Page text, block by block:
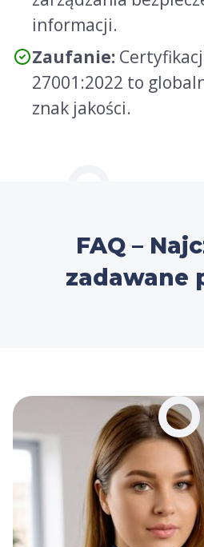
informacji.
Zaufanie:
27001:2022 to
znak jakości.
FAQ –
zadawane